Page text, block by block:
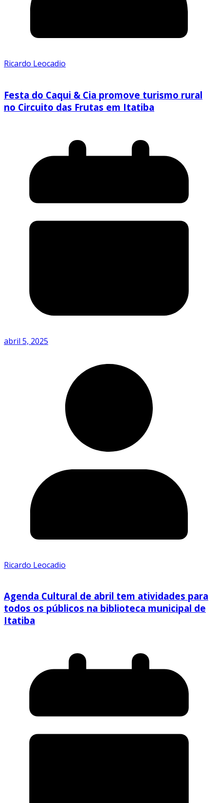
Ricardo Leocadio
Festa do Caqui & Cia promove turismo rural
no Circuito das Frutas em Itatiba
abril 5, 2025
Ricardo Leocadio
Agenda Cultural de abril tem atividades para
todos os públicos na biblioteca municipal de
Itatiba